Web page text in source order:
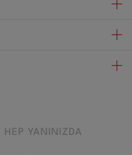
HEP YANINIZDA